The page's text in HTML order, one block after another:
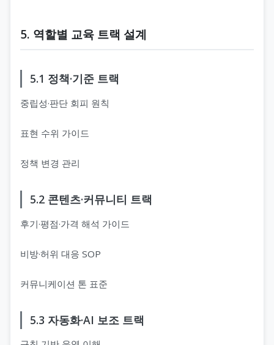
5. 역할별 교육 트랙 설계
5.1 정책·기준 트랙
중립성·판단 회피 원칙
표현 수위 가이드
정책 변경 관리
5.2 콘텐츠·커뮤니티 트랙
후기·평점·가격 해석 가이드
비방·허위 대응 SOP
커뮤니케이션 톤 표준
5.3 자동화·AI 보조 트랙